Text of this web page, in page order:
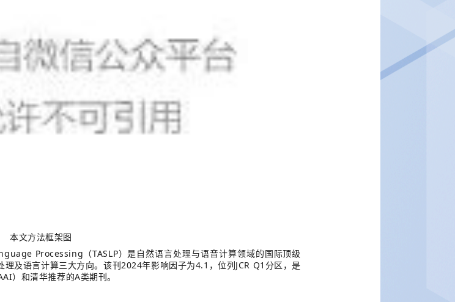
本文方法框架图
Processing （TASLP）是自然语言处理与语音计算领域的国际顶级
及语言计算三大方向。该刊 2024年影响因子为4.1 ，位列 JCR Q1 分区，是
）和清华推荐的A类期刊。